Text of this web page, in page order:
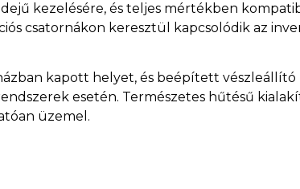
kezelésére, és teljes mértékben
csatornákon keresztül kapcsolódik az
kapott helyet, és beépített vészleállító
esetén. Természetes hűtésű
üzemel.